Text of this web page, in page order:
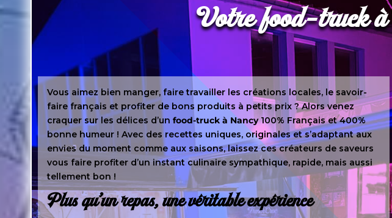
Votre food-truck
Vous aimez bien manger, faire travailler les créations locales, le savoir-
faire français et profiter de bons produits à petits prix ? Alors venez
craquer sur les délices d’un food-truck à Nancy100% Français et 400%
bonne humeur ! Avec des recettes uniques, originales et s’adaptant aux
envies du moment comme aux saisons, laissez ces créateurs de saveurs
vous faire profiter d’un instant culinaire sympathique, rapide, mais aussi
tellement bon !
Plus qu’un repas, une véritable expérience